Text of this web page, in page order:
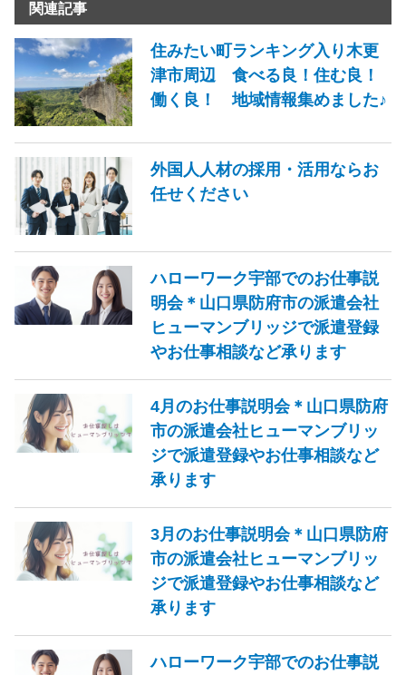
関連記事
住みたい町ランキング入り木更
津市周辺 食べる良！住む良！
働く良！ 地域情報集めました♪
外国人人材の採用・活用ならお
任せください
ハローワーク宇部でのお仕事説
明会＊山口県防府市の派遣会社
ヒューマンブリッジで派遣登録
やお仕事相談など承ります
4月のお仕事説明会＊山口県防府
市の派遣会社ヒューマンブリッ
ジで派遣登録やお仕事相談など
承ります
3月のお仕事説明会＊山口県防府
市の派遣会社ヒューマンブリッ
ジで派遣登録やお仕事相談など
承ります
ハローワーク宇部でのお仕事説